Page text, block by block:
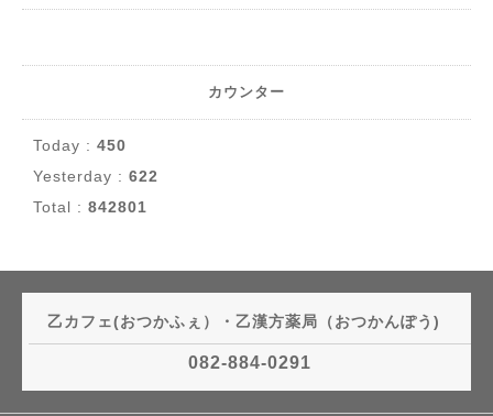
カウンター
Today : 450
Yesterday : 622
Total : 842801
乙カフェ(おつかふぇ）・乙漢方薬局（おつかんぽう)
082-884-0291